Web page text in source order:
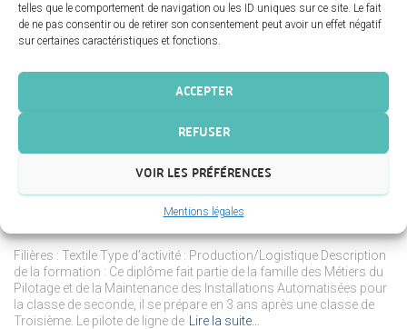
telles que le comportement de navigation ou les ID uniques sur ce site. Le fait
de ne pas consentir ou de retirer son consentement peut avoir un effet négatif
sur certaines caractéristiques et fonctions.
ACCEPTER
REFUSER
VOIR LES PRÉFÉRENCES
Mentions légales
BAC PROFESSIONNEL PILOTE DE LIGNE
DE PRODUCTION OPTION TEXTILE
Filières : Textile Type d’activité : Production/Logistique Description
de la formation : Ce diplôme fait partie de la famille des Métiers du
Pilotage et de la Maintenance des Installations Automatisées pour
la classe de seconde, il se prépare en 3 ans après une classe de
Troisième. Le pilote de ligne de
Lire la suite…